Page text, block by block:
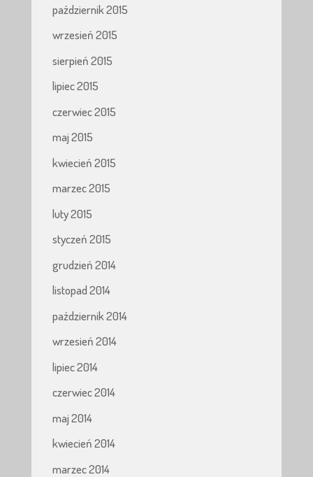
październik 2015
wrzesień 2015
sierpień 2015
lipiec 2015
czerwiec 2015
maj 2015
kwiecień 2015
marzec 2015
luty 2015
styczeń 2015
grudzień 2014
listopad 2014
październik 2014
wrzesień 2014
lipiec 2014
czerwiec 2014
maj 2014
kwiecień 2014
marzec 2014